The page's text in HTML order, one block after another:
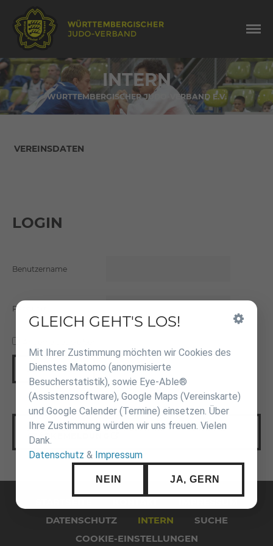
INTERN
WÜRTTEMBERGISCHER JUDO-VERBAND E.V.
LOGIN
Benutzername
Passwort
ANMELDEN
ANLEITUNG ZUR JÄHRLICHEN WJV-ONLINE-
STÄRKEMELDUNG
Navigation
VEREINSDATEN
überspringen
DATENSCHUTZ
INTERN
SUCHE
COOKIE-EINSTELLUNGEN
Inhalt
GLEICH GEHT'S LOS!
Mit Ihrer Zustimmung möchten wir Cookies des
Dienstes Matomo (anonymisierte
Besucherstatistik), sowie Eye-Able®
(Assistenzsoftware), Google Maps (Vereinskarte)
und Google Calender (Termine) einsetzen. Über
Ihre Zustimmung würden wir uns freuen. Vielen
Dank.
Datenschutz & Impressum
NEIN JA, GERN